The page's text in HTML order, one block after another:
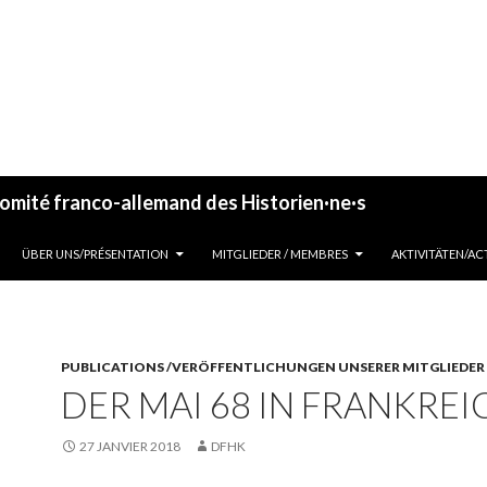
franco-allemand des Historien·ne·s
ÜBER UNS/PRÉSENTATION
MITGLIEDER / MEMBRES AKTIVITÄTEN/
PUBLICATIONS /VERÖFFENTLICHUNGEN UNSERER MITGLIEDER
DER MAI 68 IN
27 JANVIER 2018 DFHK